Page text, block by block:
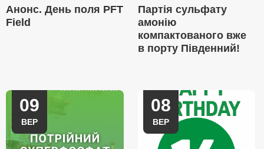
Анонс. День поля PFT
Field
Партія сульфату
амонію
компактованого вже
в порту Південний!
09
ВЕР
08
ВЕР